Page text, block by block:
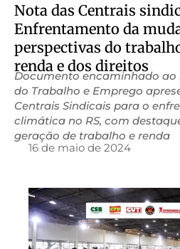
Nota das Centrais
Enfrentamento da
perspectivas do
renda e dos direitos
Documento encaminhado ao
do Trabalho e Emprego
Centrais Sindicais para o
climática no RS, com
geração de trabalho e renda
16 de maio de 2024